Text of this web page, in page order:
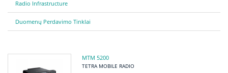
Radio Infrastructure
Duomenų Perdavimo Tinklai
MTM 5200
TETRA MOBILE RADIO